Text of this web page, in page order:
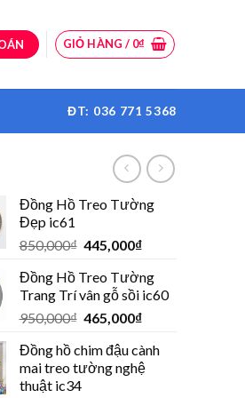
GIỎ HÀNG / 0₫
ĐT: 036 771 5368
Đồng Hồ Treo Tường
Đẹp ic61
850,000₫ 445,000₫
Đồng Hồ Treo Tường
Trang Trí vân gỗ sồi ic60
950,000₫ 465,000₫
Đồng hồ chim đậu cành
mai treo tường nghệ
thuật ic34